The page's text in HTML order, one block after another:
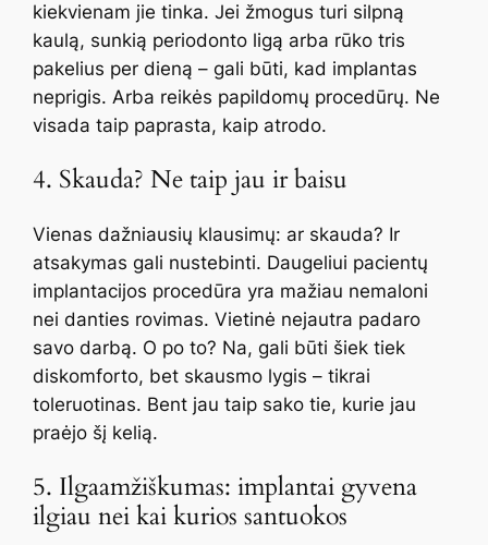
kiekvienam jie tinka. Jei žmogus turi silpną
kaulą, sunkią periodonto ligą arba rūko tris
pakelius per dieną – gali būti, kad implantas
neprigis. Arba reikės papildomų procedūrų. Ne
visada taip paprasta, kaip atrodo.
4. Skauda? Ne taip jau ir baisu
Vienas dažniausių klausimų: ar skauda? Ir
atsakymas gali nustebinti. Daugeliui pacientų
implantacijos procedūra yra mažiau nemaloni
nei danties rovimas. Vietinė nejautra padaro
savo darbą. O po to? Na, gali būti šiek tiek
diskomforto, bet skausmo lygis – tikrai
toleruotinas. Bent jau taip sako tie, kurie jau
praėjo šį kelią.
5. Ilgaamžiškumas: implantai gyvena
ilgiau nei kai kurios santuokos